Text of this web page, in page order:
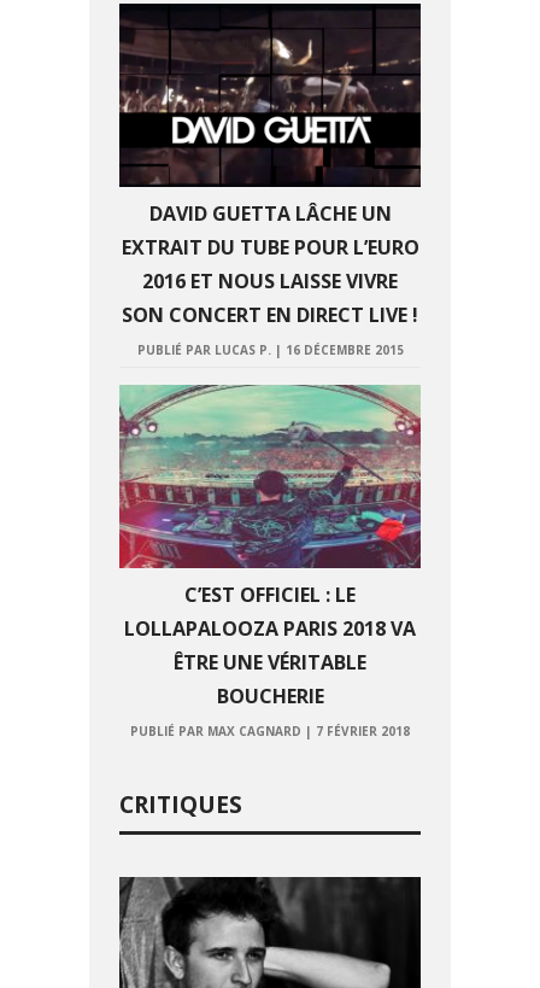
DAVID GUETTA LÂCHE UN
EXTRAIT DU TUBE POUR L’EURO
2016 ET NOUS LAISSE VIVRE
SON CONCERT EN DIRECT LIVE !
PUBLIÉ PAR LUCAS P.| 16 DÉCEMBRE 2015
C’EST OFFICIEL : LE
LOLLAPALOOZA PARIS 2018 VA
ÊTRE UNE VÉRITABLE
BOUCHERIE
PUBLIÉ PAR MAX CAGNARD | 7 FÉVRIER 2018
CRITIQUES